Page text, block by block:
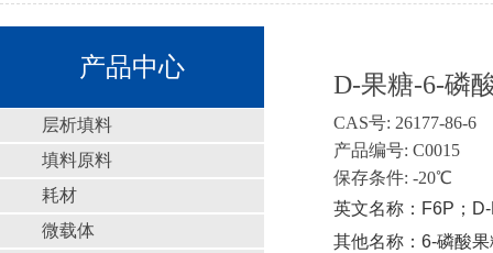
产品中心
层析填料
填料原料
耗材
微载体
D-果糖-6-磷
CAS号: 26177-86-6
产品编号: C0015
保存条件: -20℃
英文名称：F6P；
其他名称：6-磷酸